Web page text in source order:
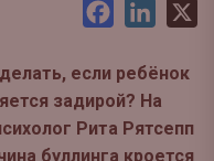
Facebook
если ребёнок
задирой? На
Рита Рятсепп
буллинга кроется